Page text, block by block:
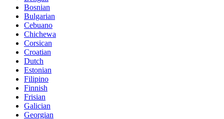
Bosnian
Bulgarian
Cebuano
Chichewa
Corsican
Croatian
Dutch
Estonian
Filipino
Finnish
Frisian
Galician
Georgian